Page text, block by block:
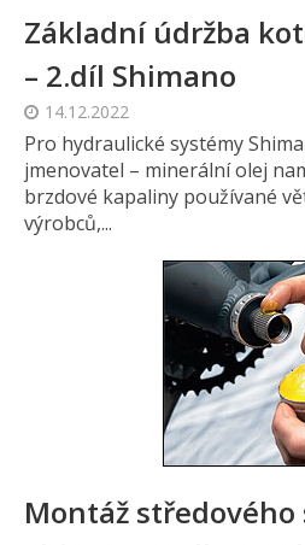
Základní údržba
– 2.díl Shimano
14.12.2022
Pro hydraulické systémy
jmenovatel – minerální olej
brzdové kapaliny používané
výrobců,...
Montáž